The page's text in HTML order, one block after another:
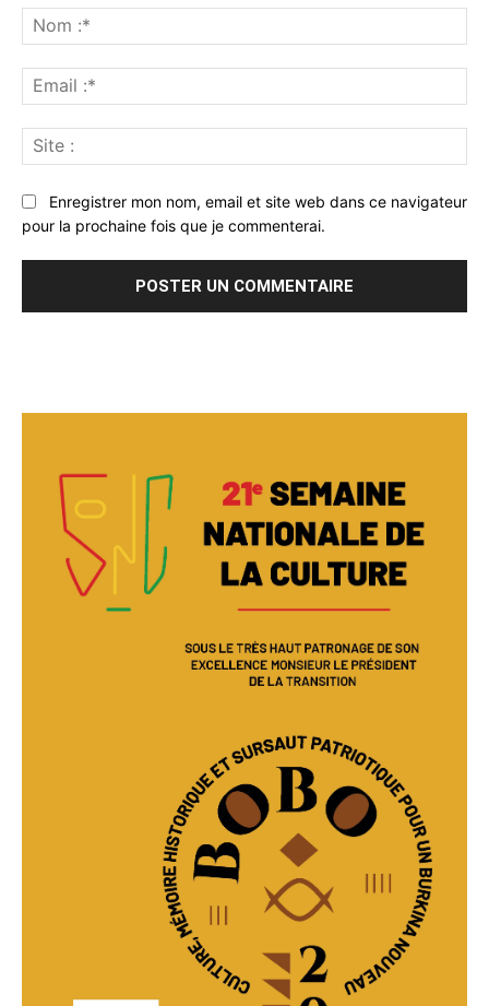
:*
:*
:
Enregistrer mon nom, email et site web dans ce navigateur
pour la prochaine fois que je commenterai.